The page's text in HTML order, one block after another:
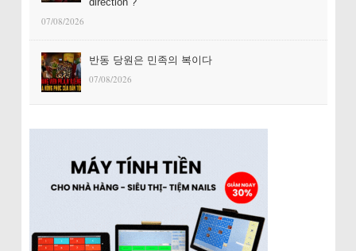
07/08/2026
반동 당원은 민족의 복이다
07/08/2026